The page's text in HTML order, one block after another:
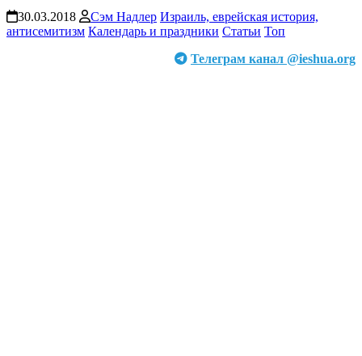
30.03.2018 Сэм Надлер Израиль, еврейская история,
антисемитизм Календарь и праздники Статьи Топ
Телеграм канал @ieshua.org